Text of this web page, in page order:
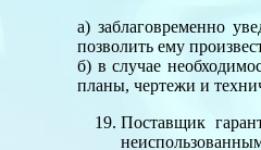
а) заблаговременно
позволить ему
б) в случае
планы, чертежи и
Поставщик